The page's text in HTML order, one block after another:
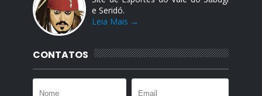
e Seridó.
Leia Mais →
CONTATOS